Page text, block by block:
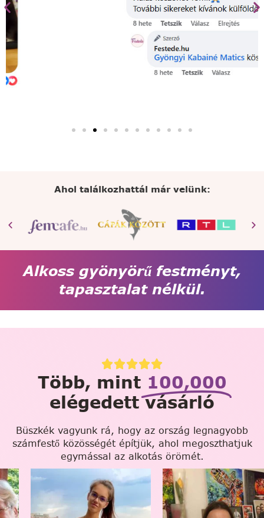
Ahol találkozhattál már velünk:
Alkoss gyönyörű festményt,
tapasztalat nélkül.
Több, mint 100,000
elégedett vásárló
Büszkék vagyunk rá, hogy az ország legnagyobb
számfestő közösségét építjük, ahol megoszthatjuk
egymással az alkotás örömét.